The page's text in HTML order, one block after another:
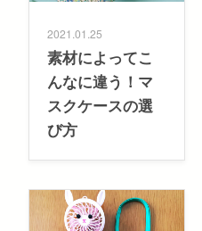
2021.01.25
素材によってこ
んなに違う！マ
スクケースの選
び方